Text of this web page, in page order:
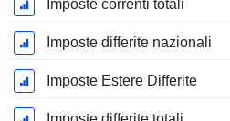
Imposte correnti totali
Imposte differite nazionali
Imposte Estere Differite